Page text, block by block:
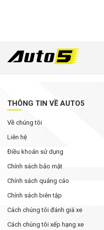
THÔNG TIN VỀ AUTO5
Về chúng tôi
Liên hệ
Điều khoản sử dụng
Chính sách bảo mật
Chính sách quảng cáo
Chính sách biên tập
Cách chúng tôi đánh giá xe
Cách chúng tôi xếp hạng xe